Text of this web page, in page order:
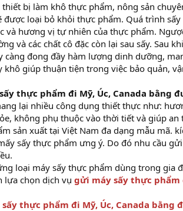
bị làm khô thực phẩm, nông sản
được loại bỏ khỏi thực phẩm. Quá trình
và hương vị tự nhiên của thực phẩm.
và các chất cô đặc còn lại sau sấy. Sau
càng đong đầy hàm lượng dinh dưỡng,
khô giúp thuận tiện trong việc bảo quản,
thực phẩm đi Mỹ, Úc, Canada bằng
lại nhiều công dụng thiết thực như:
không phụ thuộc vào thời tiết và giúp
sản xuất tại Việt Nam đa dạng mẫu mã.
sấy thực phẩm ưng ý. Do đó nhu cầu
loại máy sấy thực phẩm dùng trong gia
lựa chọn dịch vụ gửi máy sấy thực phẩm
thực phẩm đi Mỹ, Úc, Canada bằng